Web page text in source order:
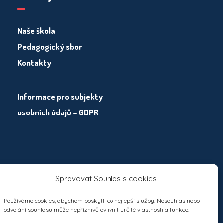
Spravovat Souhlas s cookies
Používáme cookies, abychom poskytli co nejlepší služby. Nesouhlas nebo
odvolání souhlasu může nepříznivě ovlivnit určité vlastnosti a funkce.
Naše škola
Pedagogický sbor
Kontakty
Informace pro subjekty
osobních údajů – GDPR